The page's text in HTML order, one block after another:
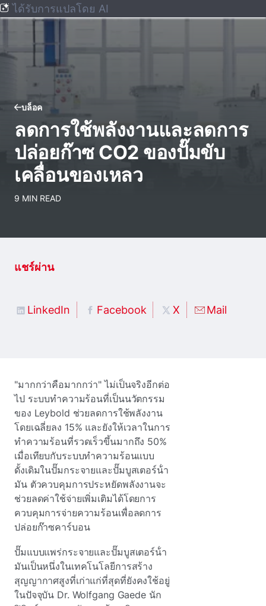
ได้รับการแปลโดย AI
บล็อค
ลดการใช้พลังงานและลดการ
ปล่อยก๊าซ CO2 ของปั๊มขับ
เคลื่อนของเหลว
9 MIN READ
แชร์ผ่าน
LinkedIn Facebook X Mail
"มากกว่าคือมากกว่า" ไม่เป็นจริงอีกต่อ
ไป ระบบทําความร้อนที่เป็นนวัตกรรม
ของ Leybold ช่วยลดการใช้พลังงาน
โดยเฉลี่ยลง 15% และยังให้เวลาในการ
ทําความร้อนที่รวดเร็วขึ้นมากถึง 50%
เมื่อเทียบกับระบบทําความร้อนแบบ
ดั้งเดิมในปั๊มกระจายและปั๊มบูสเตอร์น้ํา
มัน ตัวควบคุมการประหยัดพลังงานจะ
ช่วยลดค่าใช้จ่ายเพิ่มเติมได้โดยการ
ควบคุมการจ่ายความร้อนเพื่อลดการ
ปล่อยก๊าซคาร์บอน
ปั๊มแบบแพร่กระจายและปั๊มบูสเตอร์น้ํา
มันเป็นหนึ่งในเทคโนโลยีการสร้าง
สุญญากาศสูงที่เก่าแก่ที่สุดที่ยังคงใช้อยู่
ในปัจจุบัน Dr. Wolfgang Gaede นัก